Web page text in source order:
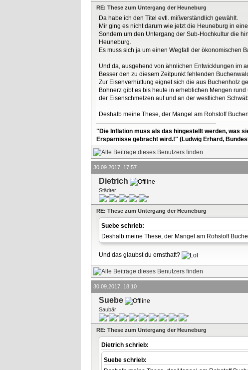
RE: These zum Untergang der Heuneburg
Da habe ich den Titel evtl. mißverständlich gewählt.
Mir ging es nicht darum wie jetzt die Heuneburg in
Sondern um den Untergang der Sub-Hochkultur die
Heuneburg.
Es muss sich ja um einen Wegfall der ökonomischen
Und da, ausgehend von ähnlichen Entwicklungen im
Besser den zu diesem Zeitpunkt fehlenden
Zur Eisenverhüttung eignet sich die aus Buchenholz
Bohnerz gibt es bis heute in erheblichen Mengen
der Eisenschmelzen auf und an der westlichen
Deshalb meine These, der Mangel am Rohstoff
"Die Inflation muss als das hingestellt werden, was
Ersparnisse gebracht wird.!" (Ludwig Erhard,
30.09.2017, 17:57
Dietrich
Städter
RE: These zum Untergang der Heuneburg
Suebe schrieb:
Deshalb meine These, der Mangel am Rohstoff
Und das glaubst du ernsthaft?
30.09.2017, 18:10
Suebe
Saubär
RE: These zum Untergang der Heuneburg
Dietrich schrieb:
Suebe schrieb: